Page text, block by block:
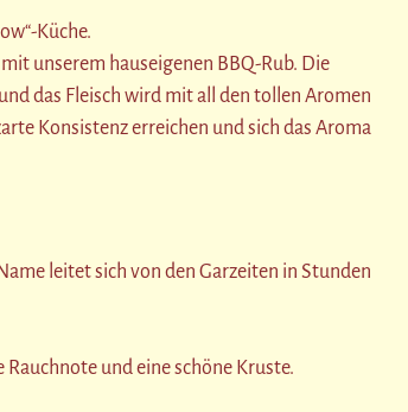
Küche.
unserem hauseigenen BBQ-Rub. Die
das Fleisch wird mit all den tollen Aromen
Konsistenz erreichen und sich das Aroma
leitet sich von den Garzeiten in Stunden
und eine schöne Kruste.